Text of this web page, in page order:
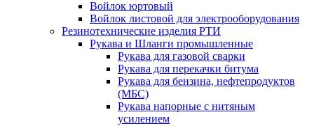
Войлок юртовый
Войлок листовой для электрооборудования
Резинотехнические изделия РТИ
Рукава и Шланги промышленные
Рукава для газовой сварки
Рукава для перекачки битума
Рукава для бензина, нефтепродуктов
(МБС)
Рукава напорные с нитяным
усилением